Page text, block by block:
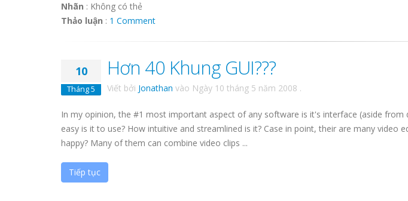
Nhãn : Không có thẻ
Thảo luận : 1 Comment
10
Tháng 5
Hơn 40 Khung GUI???
Viết bởi Jonathan vào Ngày 10 tháng 5 năm 2008 .
In my opinion, the #1 most important aspect of any software is it's interface (aside
easy is it to use? How intuitive and streamlined is it? Case in point, their are many video
happy? Many of them can combine video clips ...
Tiếp tục